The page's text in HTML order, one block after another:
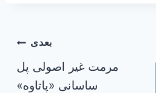
بعدی
مرمت‌ غیر اصولی پل
ساسانی «پاتاوه»